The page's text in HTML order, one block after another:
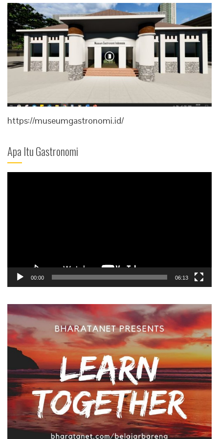
https://museumgastronomi.id/
Apa Itu Gastronomi
00:00 06:13